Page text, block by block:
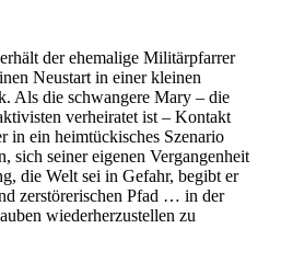
der ehemalige Militärpfarrer
Neustart in einer kleinen
Als die schwangere Mary – die
verheiratet ist – Kontakt
ein heimtückisches Szenario
sich seiner eigenen Vergangenheit
die Welt sei in Gefahr, begibt er
zerstörerischen Pfad … in der
wiederherzustellen zu